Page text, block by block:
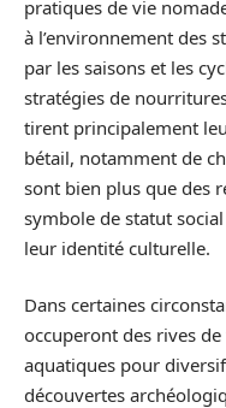
pratiques de vie
à l’environnement des
par les saisons et les
stratégies de
tirent principalement
bétail, notamment de
sont bien plus que des
symbole de statut
leur identité culturelle.
Dans certaines
occuperont des rives
aquatiques pour
découvertes